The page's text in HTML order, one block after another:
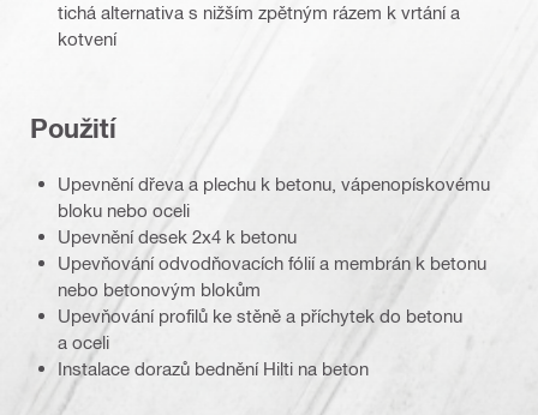
tichá alternativa s nižším zpětným rázem k vrtání a
kotvení
Použití
Upevnění dřeva a plechu k betonu, vápenopískovému
bloku nebo oceli
Upevnění desek 2x4 k betonu
Upevňování odvodňovacích fólií a membrán k betonu
nebo betonovým blokům
Upevňování profilů ke stěně a příchytek do betonu
a oceli
Instalace dorazů bednění Hilti na beton